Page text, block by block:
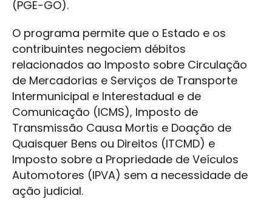
(PGE-GO).
O programa permite que o Estado e os
contribuintes negociem débitos
relacionados ao Imposto sobre Circulação
de Mercadorias e Serviços de Transporte
Intermunicipal e Interestadual e de
Comunicação (ICMS), Imposto de
Transmissão Causa Mortis e Doação de
Quaisquer Bens ou Direitos (ITCMD) e
Imposto sobre a Propriedade de Veículos
Automotores (IPVA) sem a necessidade de
ação judicial.